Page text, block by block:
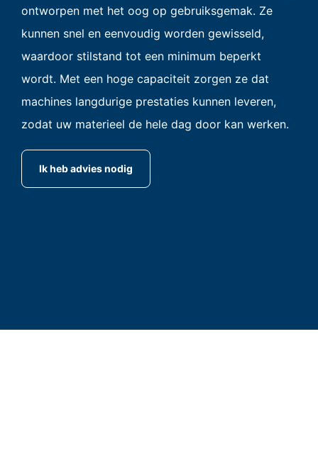
ontworpen met het oog op gebruiksgemak. Ze
kunnen snel en eenvoudig worden gewisseld,
waardoor stilstand tot een minimum beperkt
wordt. Met een hoge capaciteit zorgen ze dat
machines langdurige prestaties kunnen leveren,
zodat uw materieel de hele dag door kan werken.
Ik heb advies nodig